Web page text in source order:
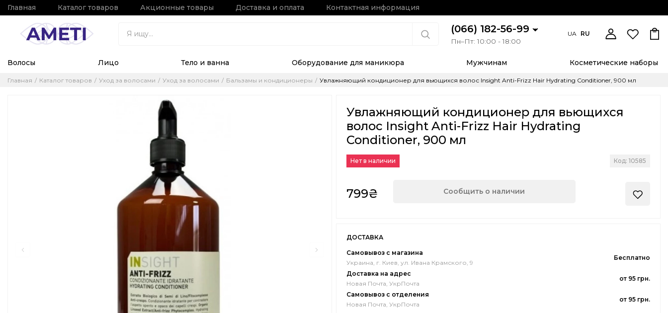
Главная Каталог товаров Акционные товары Доставка и оплата Контактная информация
(066) 182-56-99
Пн–Пт: 10:00 - 18:00
UA RU
Волосы Лицо Тело и ванна Оборудование для маникюра Мужчинам Косметические наборы
Главная Каталог товаров Уход за волосами Уход за волосами Бальзамы и кондиционеры Увлажняющий кондиционер для вьющихся волос Insight Anti-Frizz Hair Hydrating Conditioner, 900 мл
Увлажняющий кондиционер для вьющихся
волос Insight Anti-Frizz Hair Hydrating
Conditioner, 900 мл
Нет в наличии Код: 10585
799₴ Сообщить о наличии
ДОСТАВКА
Самовывоз с магазина
Украина, г. Киев, ул. Ивана Крамского, 9
Бесплатно
Доставка на адрес
Новая Почта, УкрПочта
от 95 грн.
Самовывоз с отделения
Новая Почта, УкрПочта
от 95 грн.